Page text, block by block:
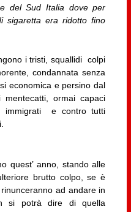
del Sud Italia dove per
sigaretta era ridotto fino
i tristi, squallidi colpi
condannata senza
economica e persino dal
ormai capaci
immigrati e contro tutti
quest’ anno, stando alle
brutto colpo, se è
ad andare in
si potrà dire di quella